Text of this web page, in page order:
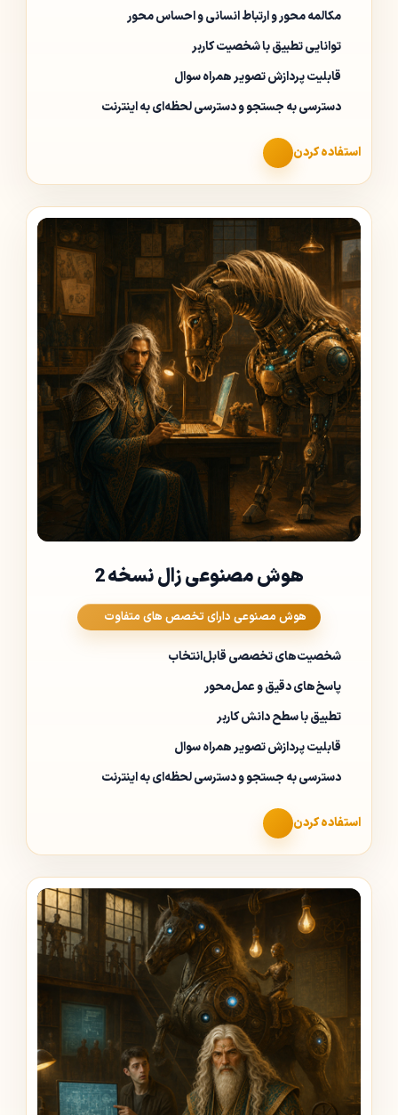
مکالمه محور و ارتباط انسانی و احساس محور
توانایی تطبیق با شخصیت کاربر
قابلیت پردازش تصویر همراه سوال
دسترسی به جستجو و دسترسی لحظه‌ای به اینترنت
استفاده کردن
هوش مصنوعی زال نسخه 2
هوش مصنوعی دارای تخصص های متفاوت
شخصیت‌های تخصصی قابل‌انتخاب
پاسخ‌های دقیق و عمل‌محور
تطبیق با سطح دانش کاربر
قابلیت پردازش تصویر همراه سوال
دسترسی به جستجو و دسترسی لحظه‌ای به اینترنت
استفاده کردن